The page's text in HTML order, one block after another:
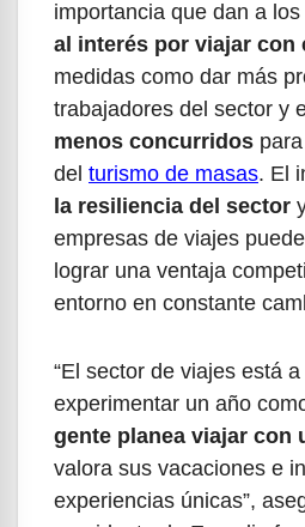
importancia que dan a los
al interés por viajar con
medidas como dar más
trabajadores del sector y
menos concurridos
del turismo de masas. El
la resiliencia del sector
empresas de viajes
lograr una ventaja
entorno en constante
“El sector de viajes está
experimentar un año
gente planea viajar con
valora sus vacaciones e
experiencias únicas”,